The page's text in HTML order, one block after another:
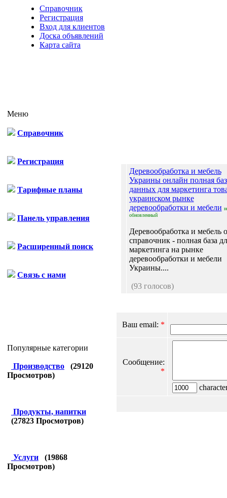
Справочник
Регистрация
Вход для клиентов
Доска объявлений
Карта сайта
Меню
Справочник
Регистрация
Тарифные планы
Панель управления
Расширенный поиск
Связь с нами
Популярные категории
Производство (29120
Просмотров)
Продукты, напитки
(27823 Просмотров)
Услуги (19868
Просмотров)
Деревообработка и мебель
Украины онлайн полная
данных для маркетинга
украинском рынке
деревообработки и мебели
обновленный
Деревообработка и мебель
справочник - полная база
маркетинга на рынке
деревообработки и мебели
Украины....
(93 голосов)
Ваш email: *
Сообщение:
*